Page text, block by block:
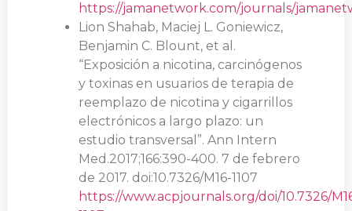
https://jamanetwork.com/journals/
Lion Shahab, Maciej L. Goniewicz,
Benjamin C. Blount, et al.
“Exposición a nicotina, carcinógenos
y toxinas en usuarios de terapia de
reemplazo de nicotina y cigarrillos
electrónicos a largo plazo: un
estudio transversal”. Ann Intern
Med.2017;166:390-400. 7 de febrero
de 2017. doi:10.7326/M16-1107
https://www.acpjournals.org/doi/10.7326/